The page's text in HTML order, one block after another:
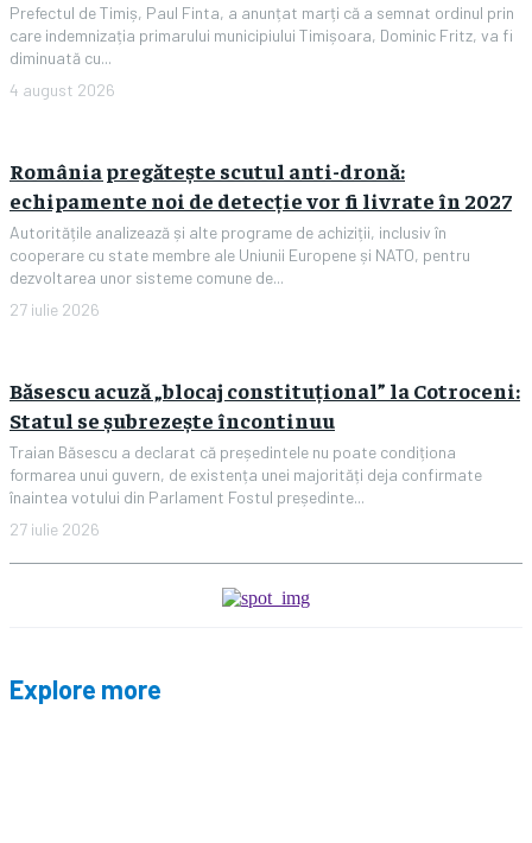
Prefectul de Timiș, Paul Finta, a anunțat marți că a semnat ordinul prin
care indemnizația primarului municipiului Timișoara, Dominic Fritz, va fi
diminuată cu...
4 august 2026
România pregătește scutul anti-dronă:
echipamente noi de detecție vor fi livrate în 2027
Autoritățile analizează și alte programe de achiziții, inclusiv în
cooperare cu state membre ale Uniunii Europene și NATO, pentru
dezvoltarea unor sisteme comune de...
27 iulie 2026
Băsescu acuză „blocaj constituțional” la Cotroceni:
Statul se șubrezește încontinuu
Traian Băsescu a declarat că președintele nu poate condiționa
formarea unui guvern, de existența unei majorități deja confirmate
înaintea votului din Parlament Fostul președinte...
27 iulie 2026
Explore more